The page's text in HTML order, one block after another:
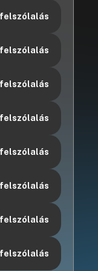
felszólalás
felszólalás
felszólalás
felszólalás
felszólalás
felszólalás
felszólalás
felszólalás